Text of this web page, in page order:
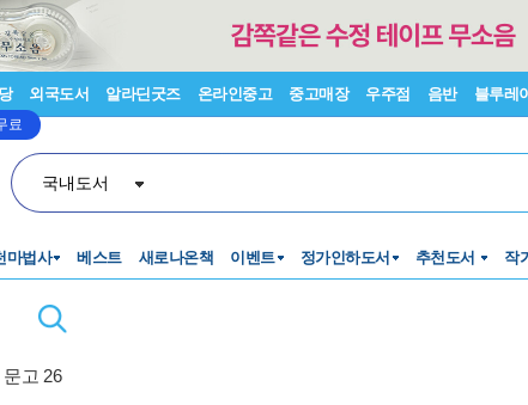
료
외국도서 알라딘굿즈 온라인중고 중고매장 우주점 음반 블루레이
국내도서
마법사 베스트 새로나온책 이벤트 정가인하도서 추천도서 작
고 26